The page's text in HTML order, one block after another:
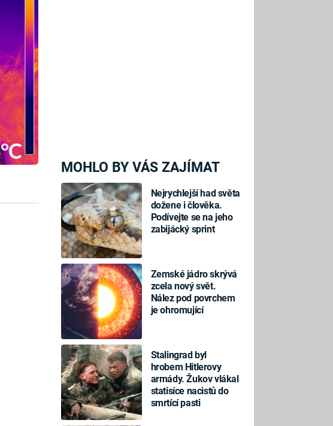
MOHLO BY VÁS ZAJÍMAT
Nejrychlejší had světa
dožene i člověka.
Podívejte se na jeho
zabijácký sprint
Zemské jádro skrývá
zcela nový svět.
Nález pod povrchem
je ohromující
Stalingrad byl
hrobem Hitlerovy
armády. Žukov vlákal
statisíce nacistů do
smrtící pasti